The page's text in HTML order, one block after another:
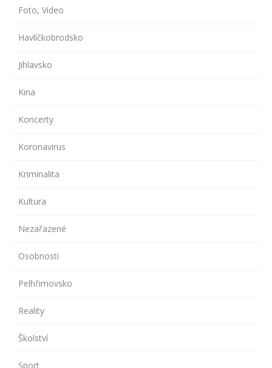
Foto, Video
Havlíčkobrodsko
Jihlavsko
Kina
Koncerty
Koronavirus
Kriminalita
Kultura
Nezařazené
Osobnosti
Pelhřimovsko
Reality
Školství
Sport